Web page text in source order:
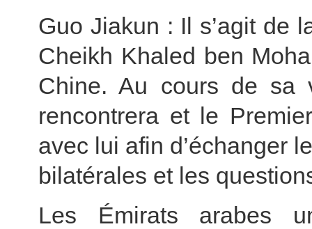
Guo Jiakun : Il s’agit de
Cheikh Khaled ben
Chine. Au cours de sa
rencontrera et le
avec lui afin d’échanger
bilatérales et les
Les Émirats arabes